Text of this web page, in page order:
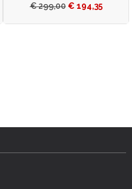
€299,00 € 194,35